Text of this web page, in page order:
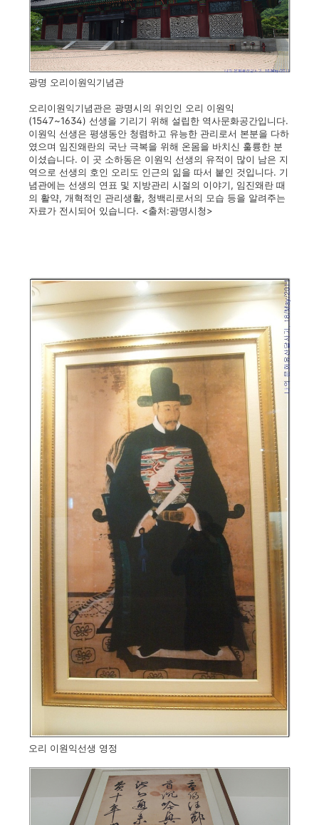
광명 오리이원익기념관
오리이원익기념관은 광명시의 위인인 오리 이원익
(1547~1634) 선생을 기리기 위해 설립한 역사문화공간입니다.
이원익 선생은 평생동안 청렴하고 유능한 관리로서 본분을 다하
였으며 임진왜란의 국난 극복을 위해 온몸을 바치신 훌륭한 분
이셨습니다. 이 곳 소하동은 이원익 선생의 유적이 많이 남은 지
역으로 선생의 호인 오리도 인근의 읾을 따서 붙인 것입니다. 기
념관에는 선생의 연표 및 지방관리 시절의 이야기, 임진왜란 때
의 활약, 개혁적인 관리생활, 청백리로서의 모습 등을 알려주는
자료가 전시되어 있습니다. <출처:광명시청>
오리 이원익선생 영정